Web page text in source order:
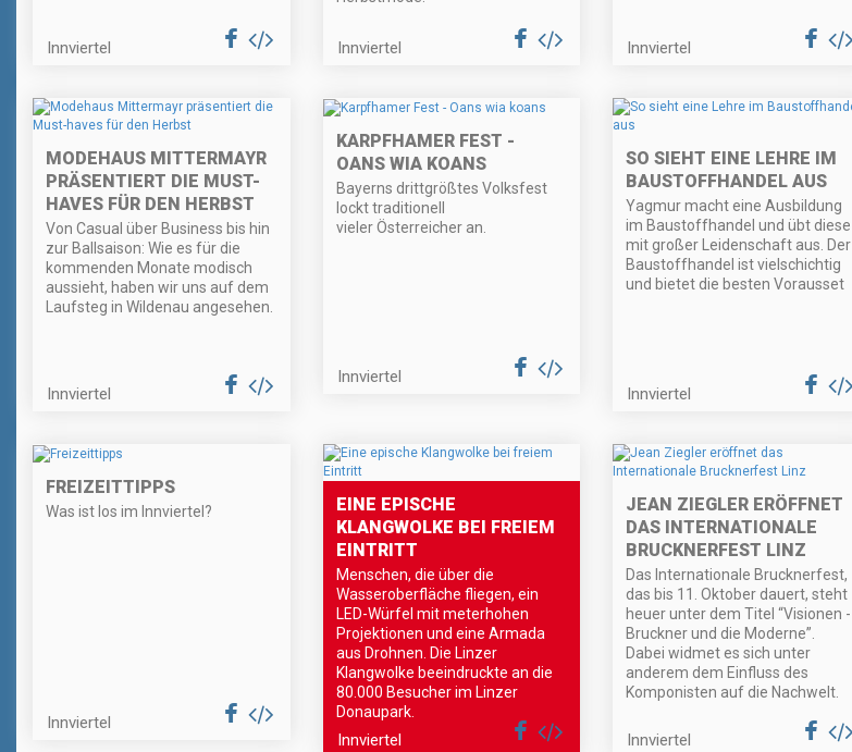
Innviertel Innviertel Innviertel
MODEHAUS MITTERMAYR
PRÄSENTIERT DIE MUST-
HAVES FÜR DEN HERBST
Von Casual über Business bis hin
zur Ballsaison: Wie es für die
kommenden Monate modisch
aussieht, haben wir uns auf dem
Laufsteg in Wildenau angesehen.
Innviertel
KARPFHAMER FEST -
OANS WIA KOANS
Bayerns drittgrößtes Volksfest
lockt traditionell
vieler Österreicher an.
Innviertel
SO SIEHT EINE LEHRE IM
BAUSTOFFHANDEL AUS
Yagmur macht eine Ausbildung
im Baustoffhandel und übt diese
mit großer Leidenschaft aus. Der
Baustoffhandel ist vielschichtig
und bietet die besten Vorausset
Innviertel
FREIZEITTIPPS
Was ist los im Innviertel?
Innviertel
EINE EPISCHE
KLANGWOLKE BEI FREIEM
EINTRITT
Menschen, die über die
Wasseroberfläche fliegen, ein
LED-Würfel mit meterhohen
Projektionen und eine Armada
aus Drohnen. Die Linzer
Klangwolke beeindruckte an die
80.000 Besucher im Linzer
Donaupark.
Innviertel
JEAN ZIEGLER ERÖFFNET
DAS INTERNATIONALE
BRUCKNERFEST LINZ
Das Internationale Brucknerfest,
das bis 11. Oktober dauert, steht
heuer unter dem Titel “Visionen -
Bruckner und die Moderne”.
Dabei widmet es sich unter
anderem dem Einfluss des
Komponisten auf die Nachwelt.
Innviertel